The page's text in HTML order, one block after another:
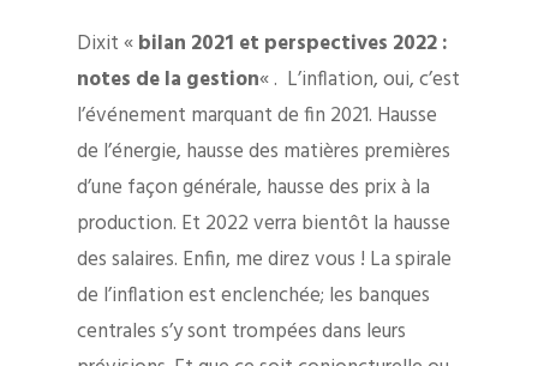
Dixit «bilan 2021 et perspectives 2022 :
notes de la gestion« . L’inflation, oui, c’est
l’événement marquant de fin 2021. Hausse
de l’énergie, hausse des matières premières
d’une façon générale, hausse des prix à la
production. Et 2022 verra bientôt la hausse
des salaires. Enfin, me direz vous ! La spirale
de l’inflation est enclenchée; les banques
centrales s’y sont trompées dans leurs